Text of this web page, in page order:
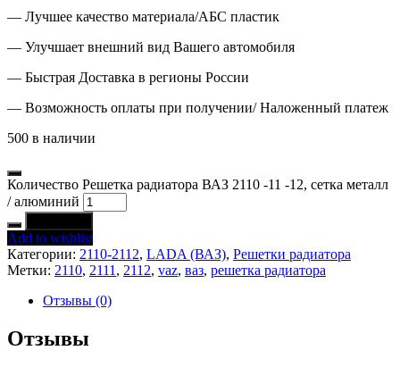
— Лучшее качество материала/АБС пластик
— Улучшает внешний вид Вашего автомобиля
— Быстрая Доставка в регионы России
— Возможность оплаты при получении/ Наложенный платеж
500 в наличии
Количество Решетка радиатора ВАЗ 2110 -11 -12, сетка металл
/ алюминий
Add to wishlist
Категории: 2110-2112, LADA (ВАЗ), Решетки радиатора
Метки: 2110, 2111 , 2112, vaz, ваз, решетка радиатора
Отзывы (0)
Отзывы